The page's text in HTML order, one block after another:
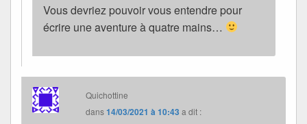
Vous devriez pouvoir vous entendre pour
écrire une aventure à quatre mains…
Quichottine
dans14/03/2021 à 10:43 a dit :